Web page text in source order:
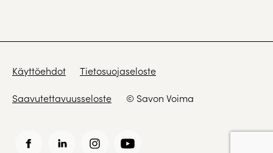
Käyttöehdot Tietosuojaseloste
Saavutettavuusseloste © Savon Voima